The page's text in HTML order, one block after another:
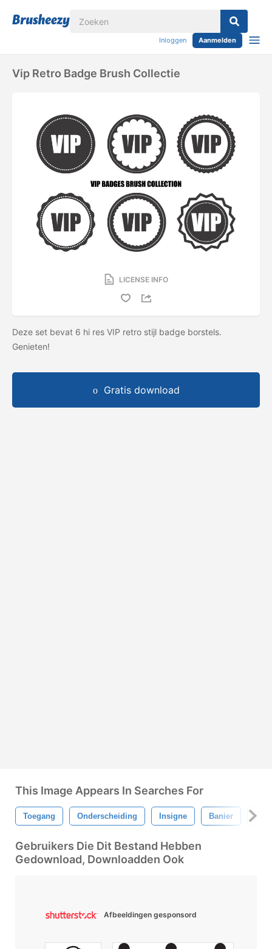
Inloggen Aanmelden
Vip Retro Badge Brush Collectie
LICENSE INFO
Deze set bevat 6 hi res VIP retro stijl badge borstels.
Genieten!
Gratis download
This Image Appears In Searches For
Toegang Onderscheiding Insigne Banier
Gebruikers Die Dit Bestand Hebben
Gedownload, Downloadden Ook
Afbeeldingen gesponsord